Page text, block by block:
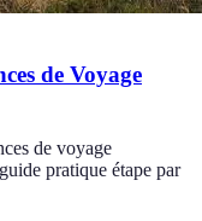
de Voyage
de voyage
pratique étape par